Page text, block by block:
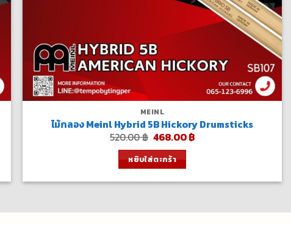
MEINL
ไม้กลอง Meinl Hybrid 5B Hickory Drumsticks
520.00฿ Original
was:
520.00 ฿.
468.00฿Current
หยิบใส่ตะกร้า